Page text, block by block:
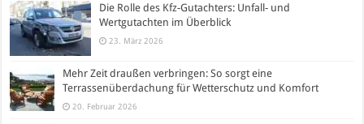
Die Rolle des Kfz-Gutachters: Unfall- und
Wertgutachten im Überblick
23. März 2026
Mehr Zeit draußen verbringen: So sorgt eine
Terrassenüberdachung für Wetterschutz und Komfort
20. Februar 2026